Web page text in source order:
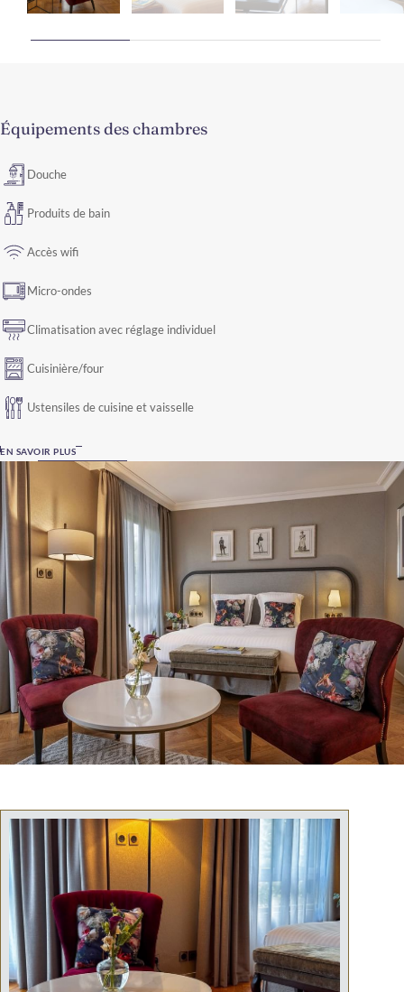
Équipements des chambres
Douche
Produits de bain
Accès wifi
Micro-ondes
Climatisation avec réglage individuel
Cuisinière/four
Ustensiles de cuisine et vaisselle
EN SAVOIR PLUS